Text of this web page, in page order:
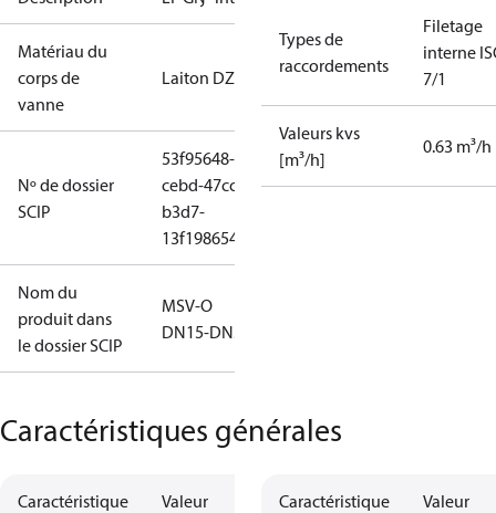
Matériau du
corps de
vanne
Laiton DZR
Nº de dossier
SCIP
53f95648-
cebd-47cc-
b3d7-
13f198654fa0
Nom du
produit dans
le dossier SCIP
MSV-O
DN15-DN50
Types de
raccordements
Filetage
interne
7/1
Valeurs kvs
[m³/h]
0.63 m³/h
Caractéristiques générales
Caractéristique Valeur Caractéristique Valeur